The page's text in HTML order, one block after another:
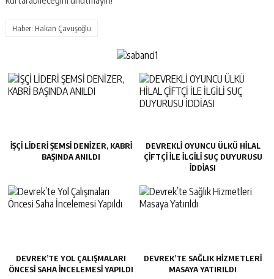
Haber: Hakan Çavuşoğlu
İŞÇİ LİDERİ ŞEMSİ DENİZER, KABRİ
BAŞINDA ANILDI
DEVREKLİ OYUNCU ÜLKÜ HİLAL
ÇİFTÇİ İLE İLGİLİ SUÇ DUYURUSU
İDDİASI
DEVREK’TE YOL ÇALIŞMALARI
ÖNCESI SAHA İNCELEMESI YAPILDI
DEVREK’TE SAĞLIK HIZMETLERI
MASAYA YATIRILDI